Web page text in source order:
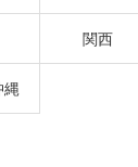
関西
縄